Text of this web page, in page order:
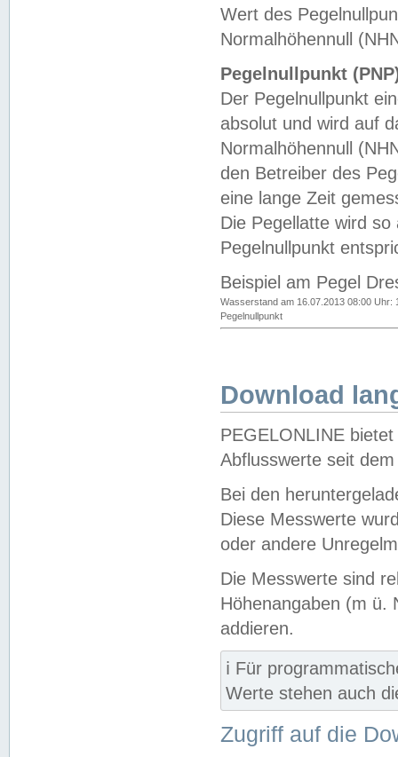
Wert des
Normalhöhennull
Pegelnullpunkt
Der Pegelnullpunkt
absolut und wird auf
Normalhöhennull
den Betreiber des
eine lange Zeit
Die Pegellatte wird
Pegelnullpunkt
Beispiel am Pegel
Wasserstand am 16.07.2013 08:00 Uhr:
Pegelnullpunkt
Download
PEGELONLINE
Abflusswerte seit
Bei den
Diese Messwerte
oder andere
Die Messwerte sind
Höhenangaben (m ü.
addieren.
ℹ️ Für
Werte stehen auch
Zugriff auf die